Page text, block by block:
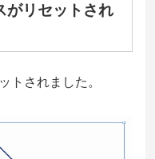
がリセットされ
トされました。